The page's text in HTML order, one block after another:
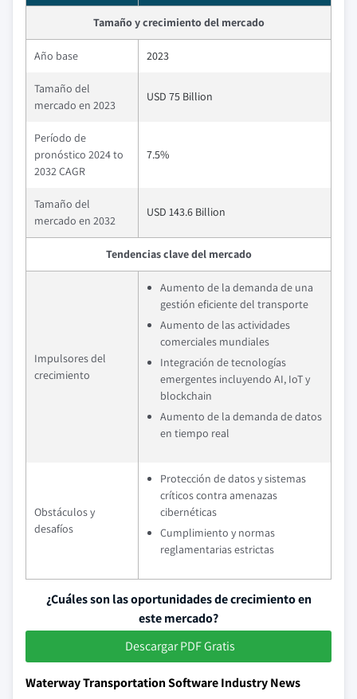
Tamaño y crecimiento del mercado
Año base 2023
Tamaño del
mercado en 2023
USD 75 Billion
Período de
pronóstico 2024 to
2032 CAGR
7.5%
Tamaño del
mercado en 2032
USD 143.6 Billion
Tendencias clave del mercado
Impulsores del
crecimiento
Aumento de la demanda de una
gestión eficiente del transporte
Aumento de las actividades
comerciales mundiales
Integración de tecnologías
emergentes incluyendo AI, IoT y
blockchain
Aumento de la demanda de datos
en tiempo real
Obstáculos y
desafíos
Protección de datos y sistemas
críticos contra amenazas
cibernéticas
Cumplimiento y normas
reglamentarias estrictas
¿Cuáles son las oportunidades de crecimiento en
este mercado?
Descargar PDF Gratis
Waterway Transportation Software Industry News